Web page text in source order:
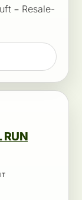
– Resale-
RUN